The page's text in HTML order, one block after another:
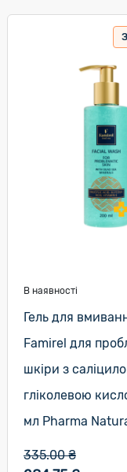
В наявності
Гель для
Famirel для
шкіри з
гліколевою
мл Pharma
335.00 ₴